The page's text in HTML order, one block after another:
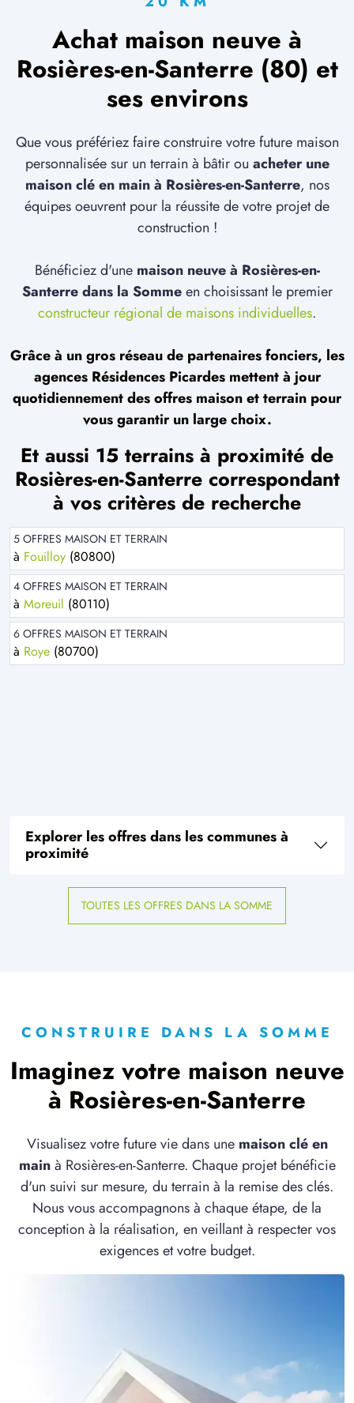
Achat maison neuve à
Rosières-en-Santerre (80) et
ses environs
Que vous préfériez faire construire votre future maison
personnalisée sur un terrain à bâtir ou acheter une
maison clé en main à Rosières-en-Santerre, nos
équipes oeuvrent pour la réussite de votre projet de
construction !
Bénéficiez d'une maison neuve à Rosières-en-
Santerre dans la Sommeen choisissant le premier
constructeur régional de maisons individuelles.
Grâce à un gros réseau de partenaires fonciers, les
agences Résidences Picardes mettent à jour
quotidiennement des offres maison et terrain pour
vous garantir un large choix.
Et aussi 15 terrains à proximité de
Rosières-en-Santerre correspondant
à vos critères de recherche
5 OFFRES MAISON ET TERRAIN
à Fouilloy (80800)
4 OFFRES MAISON ET TERRAIN
à Moreuil (80110)
6 OFFRES MAISON ET TERRAIN
à Roye (80700)
Explorer les offres dans les communes à
proximité
TOUTES LES OFFRES DANS LA SOMME
CONSTRUIRE DANS LA SOMME
Imaginez votre maison neuve
à Rosières-en-Santerre
Visualisez votre future vie dans une maison clé en
mainà Rosières-en-Santerre. Chaque projet bénéficie
d'un suivi sur mesure, du terrain à la remise des clés.
Nous vous accompagnons à chaque étape, de la
conception à la réalisation, en veillant à respecter vos
exigences et votre budget.